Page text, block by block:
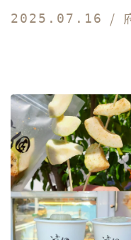
2025.07.16 /